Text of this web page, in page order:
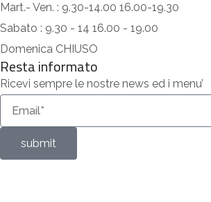
Resta informato
Ricevi sempre le nostre news ed i menu’
submit
Mart.- Ven. : 9.30-14.00 16.00-19.30
Sabato : 9.30 - 14 16.00 - 19.00
Domenica CHIUSO